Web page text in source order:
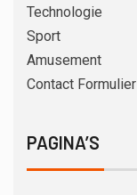
Technologie
Sport
Amusement
Contact Formulier
PAGINA’S